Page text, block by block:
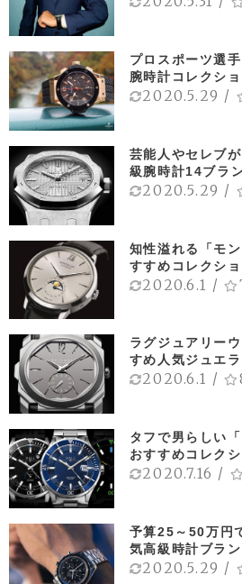
プロスポーツ選
腕時計コレクシ
2020.5.29 /
芸能人やセレブ
級腕時計14ブラ
2020.5.29 /
知性溢れる「モ
すすめコレクショ
2020.6.1 /
ラグジュアリー
すめ人気ジュエ
2020.6.1 /
タフで男らしい
おすすめコレク
2020.7.16 /
予算25～50万円
気高級時計ブラ
2020.5.29 /